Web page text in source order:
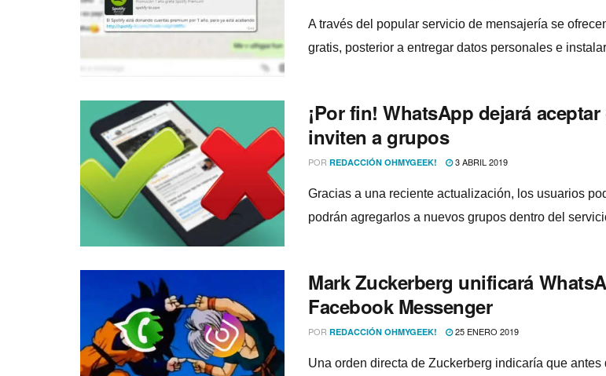
A través del popular servicio de mensajerí­a se
gratis, posterior a entregar datos personales e
¡Por fin! WhatsApp dejará
inviten a grupos
POR REDACCIÓN OHMYGEEK! 3 ABRIL 2019
Gracias a una reciente actualización, los usuarios
podrán agregarlos a nuevos grupos dentro del
Mark Zuckerberg unificará
Facebook Messenger
POR REDACCIÓN OHMYGEEK! 25 ENERO 2019
Una orden directa de Zuckerberg indicarí­a que